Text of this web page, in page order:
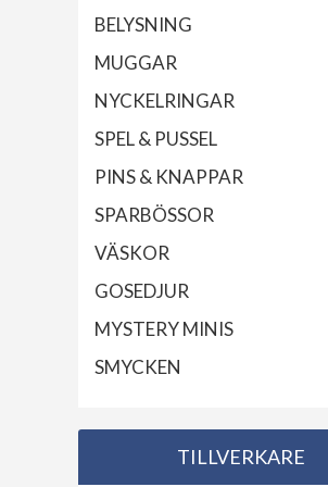
BELYSNING
MUGGAR
NYCKELRINGAR
SPEL & PUSSEL
PINS & KNAPPAR
SPARBÖSSOR
VÄSKOR
GOSEDJUR
MYSTERY MINIS
SMYCKEN
TILLVERKARE